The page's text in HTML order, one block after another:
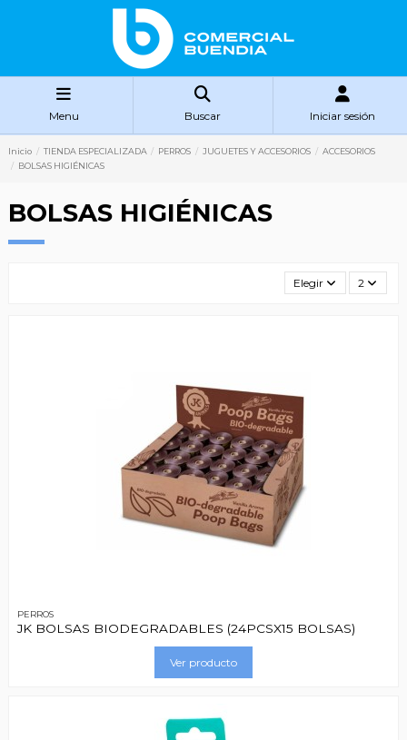
Menu Buscar Iniciar sesión
Inicio TIENDA ESPECIALIZADA PERROS JUGUETES Y ACCESORIOS
ACCESORIOS
BOLSAS HIGIÉNICAS
BOLSAS HIGIÉNICAS
Elegir 2
PERROS
JK BOLSAS BIODEGRADABLES (24PCSX15 BOLSAS)
Ver producto